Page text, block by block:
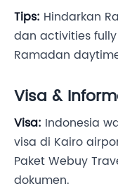
Tips: Hindarkan
dan activities
Ramadan
Visa &
Visa: Indonesia
visa di Kairo
Paket Webuy
dokumen.